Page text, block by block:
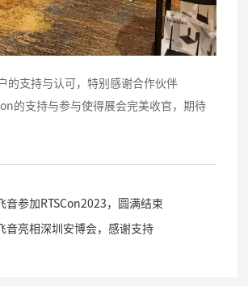
的支持与认可，特别感谢合作伙伴
的支持与参与使得展会完美收官，期待
音参加RTSCon2023，圆满结束
音亮相深圳安博会，感谢支持